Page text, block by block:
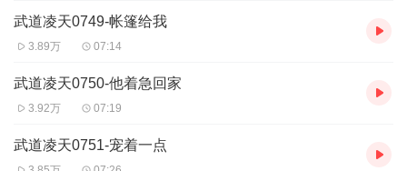
武道凌天0749-帐篷给我
3.89万 07:14
武道凌天0750-他着急回家
3.92万 07:19
武道凌天0751-宠着一点